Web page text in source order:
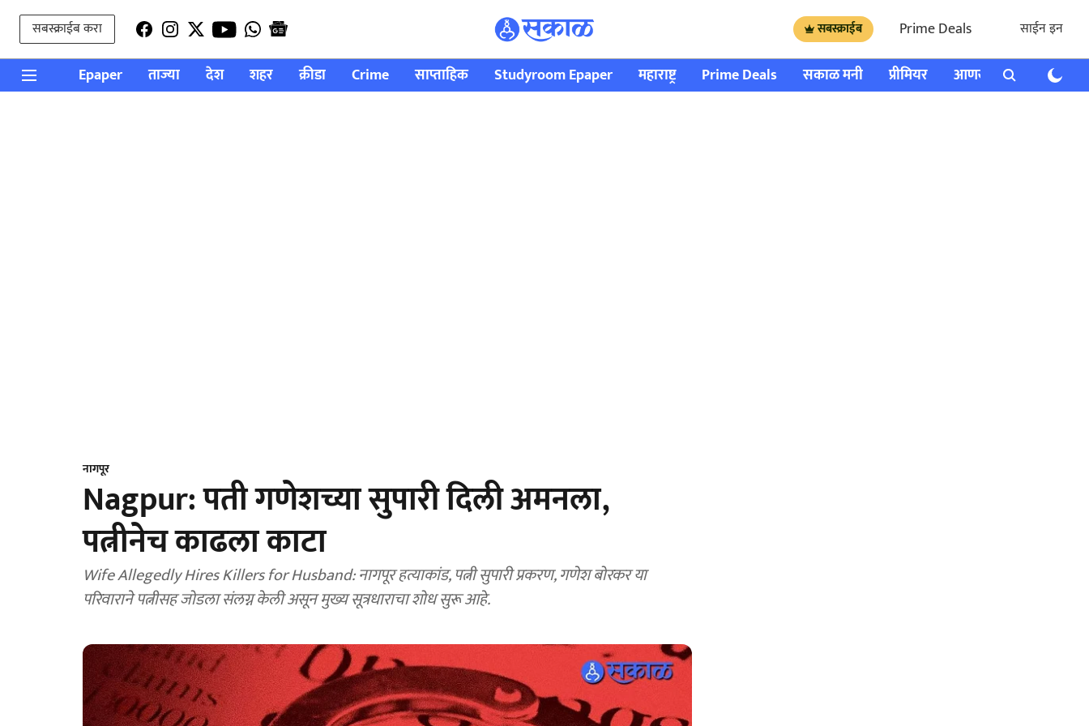
सबस्क्राईब करा सबस्क्राईब Prime Deals साईन इन
Epaper ताज्या देश शहर क्रीडा Crime साप्ताहिक Studyroom Epaper महाराष्ट्र Prime Deals सकाळ मनी प्रीमियर आणखी राशी भविष्य
नागपूर
Nagpur: पती गणेशच्या सुपारी दिली अमनला,
पत्नीनेच काढला काटा
Wife Allegedly Hires Killers for Husband: नागपूर हत्याकांड, पत्नी सुपारी प्रकरण, गणेश बोरकर या
परिवाराने पत्नीसह जोडला संलग्न केली असून मुख्य सूत्रधाराचा शोध सुरू आहे.